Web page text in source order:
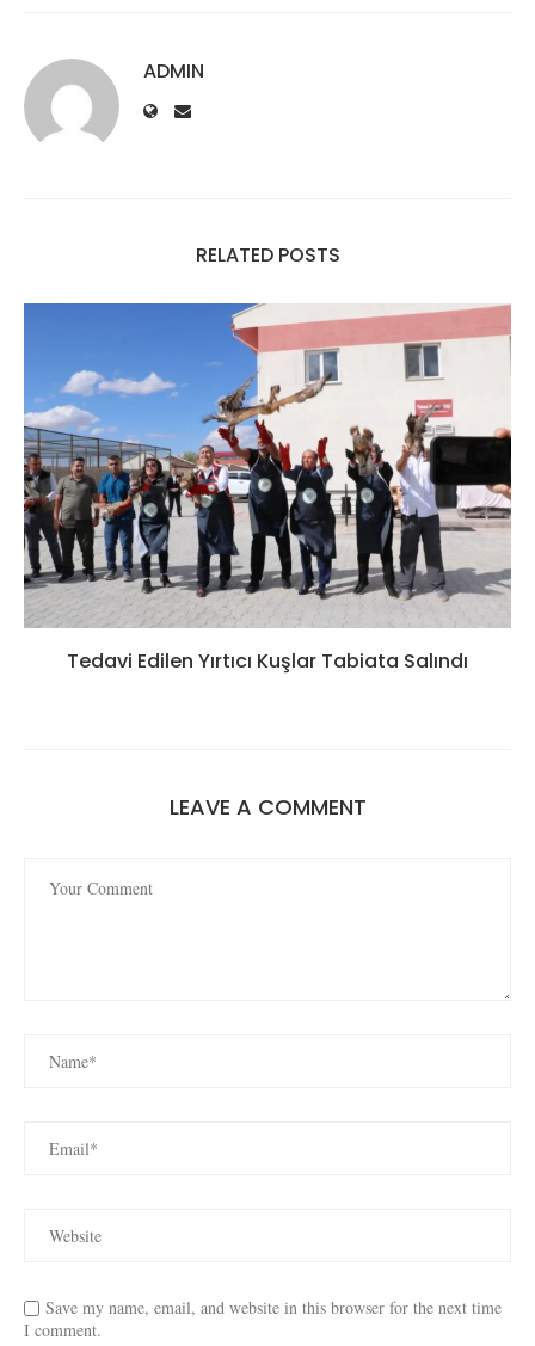
ADMIN
RELATED POSTS
Tedavi Edilen Yırtıcı Kuşlar Tabiata Salındı
LEAVE A COMMENT
Save my name, email, and website in this browser for the next time
I comment.